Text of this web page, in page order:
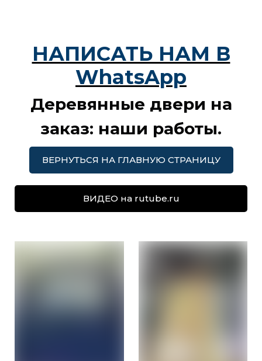
НАПИСАТЬ НАМ В
WhatsApp
Деревянные двери на
заказ: наши работы.
ВЕРНУТЬСЯ НА ГЛАВНУЮ СТРАНИЦУ
ВИДЕО на rutube.ru